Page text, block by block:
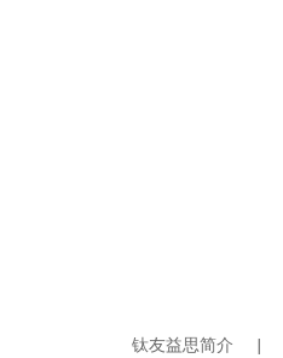
钛友益思简介